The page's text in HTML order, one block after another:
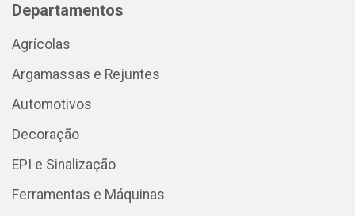
Departamentos
Agrícolas
Argamassas e Rejuntes
Automotivos
Decoração
EPI e Sinalização
Ferramentas e Máquinas